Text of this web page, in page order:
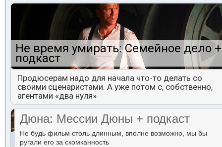
Не время умирать: Семейное дело +
подкаст
Продюсерам надо для начала что-то делать со
своими сценаристами. А уже потом с, собственно,
агентами «два нуля»
Дюна: Мессии Дюны + подкаст
Не будь фильм столь длинным, вполне возможно, мы бы
ругали его за скомканность